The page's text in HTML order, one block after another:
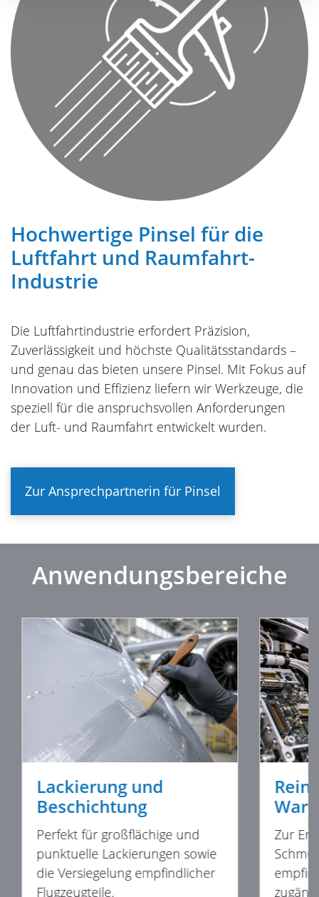
Hochwertige Pinsel für die
Luftfahrt und Raumfahrt-
Industrie
Die Luftfahrtindustrie erfordert Präzision,
Zuverlässigkeit und höchste Qualitätsstandards –
und genau das bieten unsere Pinsel. Mit Fokus auf
Innovation und Effizienz liefern wir Werkzeuge, die
speziell für die anspruchsvollen Anforderungen
der Luft- und Raumfahrt entwickelt wurden.
Zur Ansprechpartnerin für Pinsel
Anwendungsbereiche
Lackierung und
Beschichtung
Perfekt für großflächige und
punktuelle Lackierungen sowie
die Versiegelung empfindlicher
Flugzeugteile.
Zur